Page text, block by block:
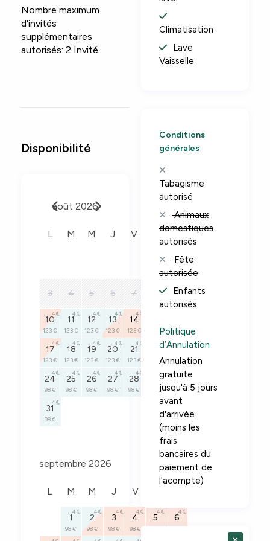
Nombre maximum
d'invités
supplémentaires
autorisés: 2 Invité
Disponibilité
août 2026
L M M J V D
2
3 4 5 6 7 9
123 €
10
123 €
4
11
123 €
4
12
123 €
4
13
123 €
4
14
123 €
4
123 € 123 €
17
123 €
4
18
123 €
4
19
123 €
4
20
123 €
4
21
123 €
4
22
123 €
4
23
123 €
4
24
98 €
4
25
98 €
4
26
98 €
4
27
98 €
4
28
98 €
4
29
98 €
4
30
98 €
4
31
98 €
4
septembre 2026
L M M J V
1
98 €
4
2
98 €
4
3
98 €
4
4
98 €
4
5
4
6
4
Conditions
générales
Tabagisme
autorisé
Animaux
domestiques
autorisés
Fête
autorisée
Enfants
autorisés
Politique
d’Annulation
Annulation
gratuite
jusqu'à 5 jours
avant
d'arrivée
(moins les
frais
bancaires du
paiement de
l'acompte)
Climatisation
Lave
Vaisselle